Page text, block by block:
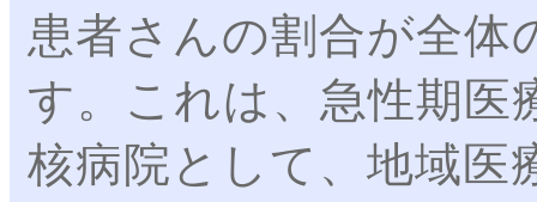
患者さんの割合が全体
す。これは、急性期医
核病院として、地域医